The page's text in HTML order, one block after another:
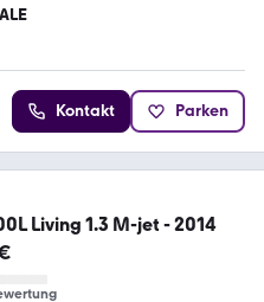
Kontakt Parken
Living 1.3 M-jet - 2014